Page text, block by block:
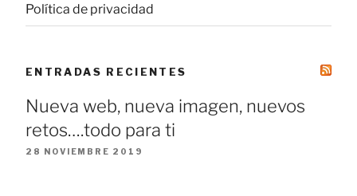
Política de privacidad
ENTRADAS RECIENTES
Nueva web, nueva imagen, nuevos
retos….todo para ti
28 NOVIEMBRE 2019